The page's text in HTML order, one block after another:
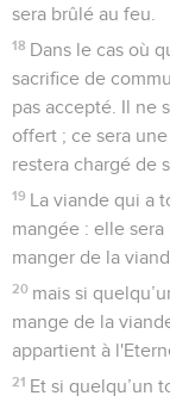
sera brûlé au feu.
18 Dans le cas où
sacrifice de
pas accepté. Il ne
offert ; ce sera
restera chargé de
19 La viande qui a
mangée : elle
manger de la
20 mais si
mange de la
appartient à
21 Et si quelqu’un